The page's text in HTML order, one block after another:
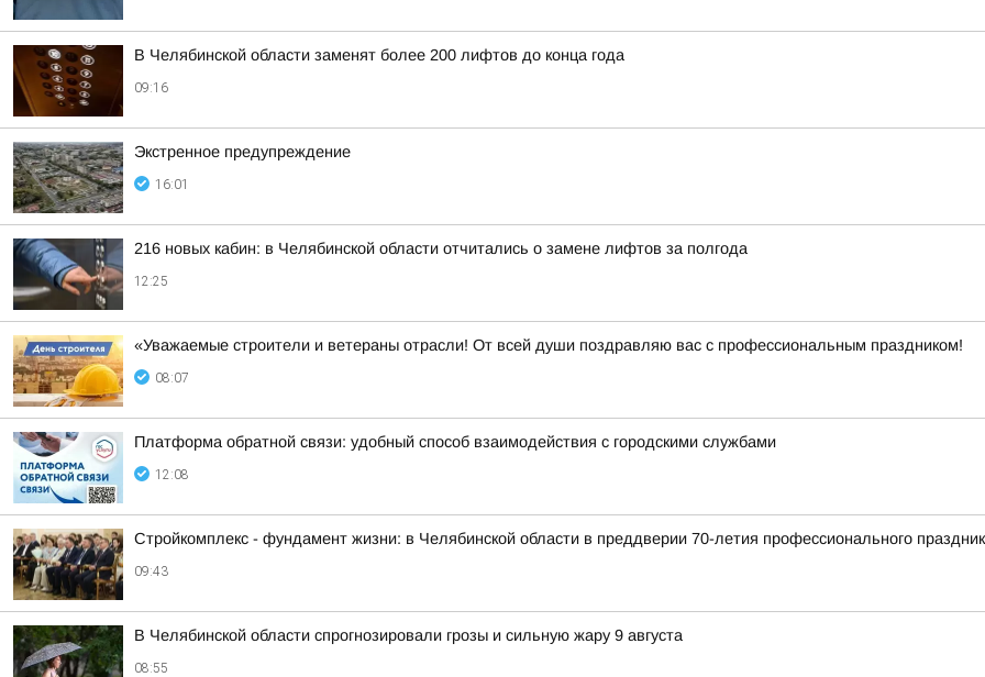
В Челябинской области заменят более 200 лифтов до конца года
09:16
Экстренное предупреждение
16:01
216 новых кабин: в Челябинской области отчитались о замене лифтов за полгода
12:25
«Уважаемые строители и ветераны отрасли! От всей души поздравляю вас с профессиональным праздником!
08:07
Платформа обратной связи: удобный способ взаимодействия с городскими службами
12:08
Стройкомплекс - фундамент жизни: в Челябинской области в преддверии 70-летия профессионального
09:43
В Челябинской области спрогнозировали грозы и сильную жару 9 августа
08:55